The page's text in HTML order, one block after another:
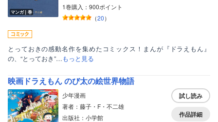
マンガ｜巻
1巻購入：900ポイント
（20）
とっておきの感動名作を集めたコミックス！まんが『ドラえもん』
の、“とっておき”…もっと見る
映画ドラえもん のび太の絵世界物語
少年漫画
著者：藤子・F・不二雄
出版社：小学館
試し読み
作品詳細